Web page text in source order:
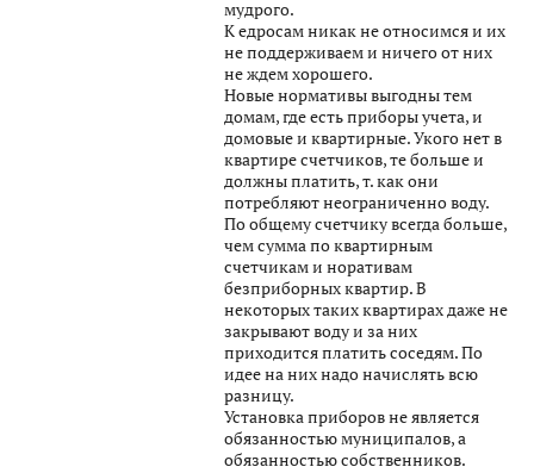
мудрого.
К едросам никак не относимся и их
не поддерживаем и ничего от них
не ждем хорошего.
Новые нормативы выгодны тем
домам, где есть приборы учета, и
домовые и квартирные. Укого нет в
квартире счетчиков, те больше и
должны платить, т. как они
потребляют неограниченно воду.
По общему счетчику всегда больше,
чем сумма по квартирным
счетчикам и норативам
безприборных квартир. В
некоторых таких квартирах даже не
закрывают воду и за них
приходится платить соседям. По
идее на них надо начислять всю
разницу.
Установка приборов не является
обязанностью муниципалов, а
обязанностью собственников.